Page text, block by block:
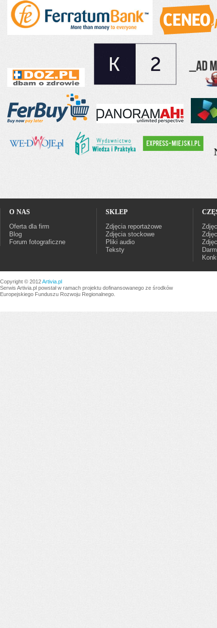
O NAS
Oferta dla firm
Blog
Forum fotograficzne
SKLEP
Zdjęcia reportażowe
Zdjęcia stockowe
Pliki audio
Teksty
Copyright © 2012Artivia.pl
Serwis Artivia.pl powstał w ramach projektu dofinansowanego ze środków
Europejskiego Funduszu Rozwoju Regionalnego.